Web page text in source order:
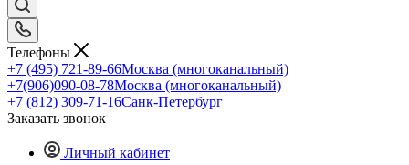
Телефоны
+7 (495) 721-89-66Москва (многоканальный)
+7(906)090-08-78Москва (многоканальный)
+7 (812) 309-71-16Санк-Петербург
Заказать звонок
Личный кабинет